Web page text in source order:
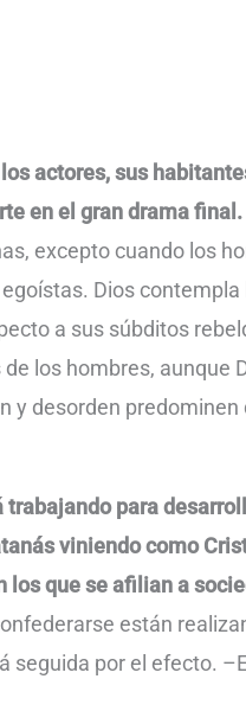
actores, sus
en el gran drama final.
excepto cuando los
Dios
a sus súbditos
los hombres, aunque
y desorden predominen
trabajando para
viniendo como
los que se afilian a
están
seguida por el efecto.